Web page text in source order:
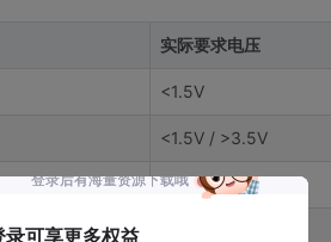
实际要求电压
<1.5V
<1.5V / >3.5V
>3.5V / <1.5V